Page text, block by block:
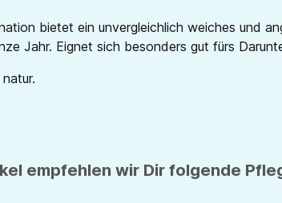
bietet ein unvergleichlich weiches und
Jahr. Eignet sich besonders gut fürs
empfehlen wir Dir folgende